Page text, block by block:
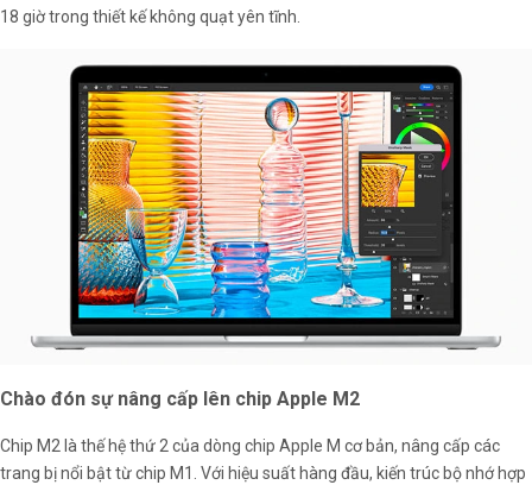
18 giờ trong thiết kế không quạt yên tĩnh.
Chào đón sự nâng cấp lên chip Apple M2
Chip M2 là thế hệ thứ 2 của dòng chip Apple M cơ bản, nâng cấp các
trang bị nổi bật từ chip M1. Với hiệu suất hàng đầu, kiến trúc bộ nhớ hợp